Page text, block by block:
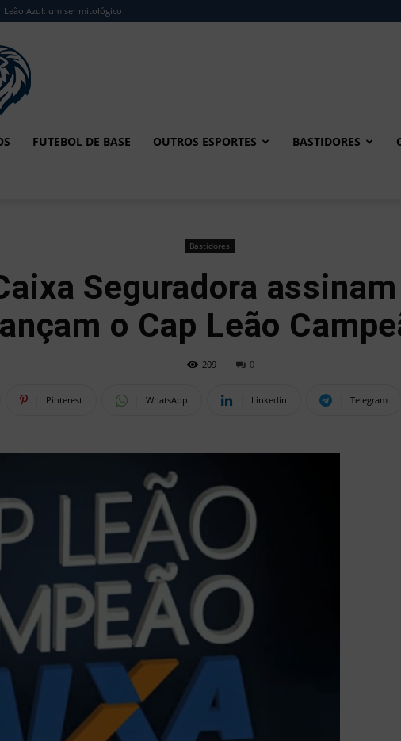
Leão Azul: um ser mitológico
FUTEBOL DE BASE OUTROS ESPORTES BASTIDORES
Bastidores
Seguradora
lançam o Cap Leão
209 0
Pinterest WhatsApp Linkedin Telegram